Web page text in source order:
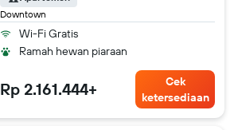
Downtown
Wi-Fi Gratis
Ramah hewan piaraan
Rp 2.161.444+
Cek
ketersediaan